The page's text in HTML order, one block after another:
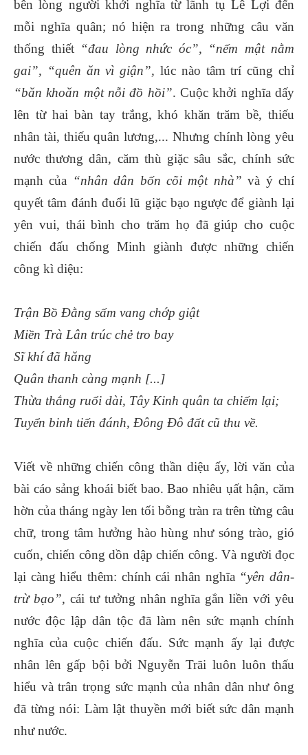
bên lòng người khởi nghĩa từ lãnh tụ Lê Lợi đến
mỗi nghĩa quân; nó hiện ra trong những câu văn
thống thiết “đau lòng nhức óc”, “nếm mật nằm
gai”, “quên ăn vì giận”, lúc nào tâm trí cũng chỉ
“băn khoăn một nỗi đồ hồi”. Cuộc khởi nghĩa dấy
lên từ hai bàn tay trắng, khó khăn trăm bề, thiếu
nhân tài, thiếu quân lương,... Nhưng chính lòng yêu
nước thương dân, căm thù giặc sâu sắc, chính sức
mạnh của “nhân dân bốn cõi một nhà” và ý chí
quyết tâm đánh đuổi lũ giặc bạo ngược để giành lại
yên vui, thái bình cho trăm họ đã giúp cho cuộc
chiến đấu chống Minh giành được những chiến
công kì diệu:
Trận Bồ Đằng sấm vang chớp giật
Miền Trà Lân trúc chẻ tro bay
Sĩ khí đã hăng
Quân thanh càng mạnh [...]
Thừa thắng ruổi dài, Tây Kinh quân ta chiếm lại;
Tuyển binh tiến đánh, Đông Đô đất cũ thu về.
Viết về những chiến công thần diệu ấy, lời văn của
bài cáo sảng khoái biết bao. Bao nhiêu ụất hận, căm
hờn của tháng ngày len tối bỗng tràn ra trên từng câu
chữ, trong tâm hưởng hào hùng như sóng trào, gió
cuốn, chiến công dồn dập chiến công. Và người đọc
lại càng hiểu thêm: chính cái nhân nghĩa “yên dân-
trừ bạo”, cái tư tưởng nhân nghĩa gắn liền với yêu
nước độc lập dân tộc đã làm nên sức mạnh chính
nghĩa của cuộc chiến đấu. Sức mạnh ấy lại được
nhân lên gấp bội bởi Nguyễn Trãi luôn luôn thấu
hiểu và trân trọng sức mạnh của nhân dân như ông
đã từng nói: Làm lật thuyền mới biết sức dân mạnh
như nước.